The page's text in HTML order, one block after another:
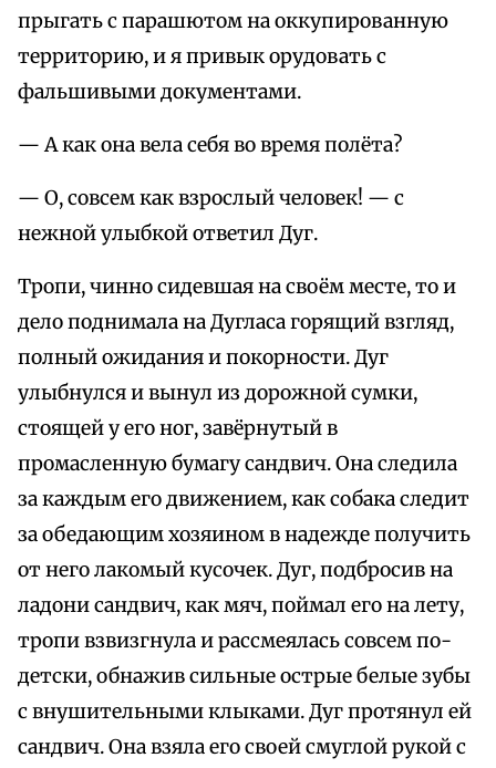
прыгать с парашютом на оккупированную
территорию, и я привык орудовать с
фальшивыми документами.
— А как она вела себя во время полёта?
— О, совсем как взрослый человек! — с
нежной улыбкой ответил Дуг.
Тропи, чинно сидевшая на своём месте, то и
дело поднимала на Дугласа горящий взгляд,
полный ожидания и покорности. Дуг
улыбнулся и вынул из дорожной сумки,
стоящей у его ног, завёрнутый в
промасленную бумагу сандвич. Она следила
за каждым его движением, как собака следит
за обедающим хозяином в надежде получить
от него лакомый кусочек. Дуг, подбросив на
ладони сандвич, как мяч, поймал его на лету,
тропи взвизгнула и рассмеялась совсем по-
детски, обнажив сильные острые белые зубы
с внушительными клыками. Дуг протянул ей
сандвич. Она взяла его своей смуглой рукой с